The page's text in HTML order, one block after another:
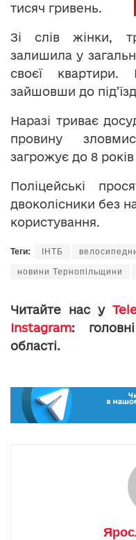
тисяч гривень.
Зі слів жінки,
залишила у
своєї квартири.
зайшовши до
Наразі триває
провину
загрожує до 8
Поліцейські
двоколісники без
користування.
Теги: ІНТБ
новини Тернопільщини
Читайте нас у
Instagram:
області.